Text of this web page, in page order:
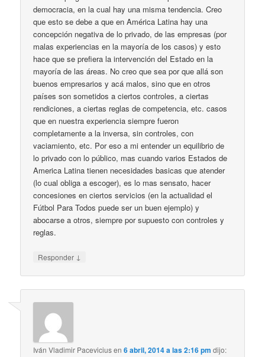
democracia, en la cual hay una misma tendencia. Creo
que esto se debe a que en América Latina hay una
concepción negativa de lo privado, de las empresas (por
malas experiencias en la mayoría de los casos) y esto
hace que se prefiera la intervención del Estado en la
mayoría de las áreas. No creo que sea por que allá son
buenos empresarios y acá malos, sino que en otros
países son sometidos a ciertos controles, a ciertas
rendiciones, a ciertas reglas de competencia, etc. casos
que en nuestra experiencia siempre fueron
completamente a la inversa, sin controles, con
vaciamiento, etc. Por eso a mi entender un equilibrio de
lo privado con lo público, mas cuando varios Estados de
America Latina tienen necesidades basicas que atender
(lo cual obliga a escoger), es lo mas sensato, hacer
concesiones en ciertos servicios (en la actualidad el
Fútbol Para Todos puede ser un buen ejemplo) y
abocarse a otros, siempre por supuesto con controles y
reglas.
Responder ↓
Iván Vladimir Paceviciusen6 abril, 2014 a las 2:16 pm dijo: